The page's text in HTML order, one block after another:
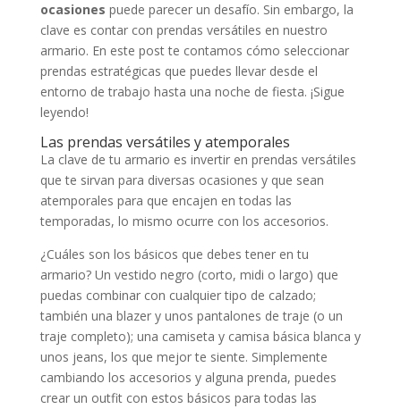
ocasiones puede parecer un desafío. Sin embargo, la
clave es contar con prendas versátiles en nuestro
armario. En este post te contamos cómo seleccionar
prendas estratégicas que puedes llevar desde el
entorno de trabajo hasta una noche de fiesta. ¡Sigue
leyendo!
Las prendas versátiles y atemporales
La clave de tu armario es invertir en prendas versátiles
que te sirvan para diversas ocasiones y que sean
atemporales para que encajen en todas las
temporadas, lo mismo ocurre con los accesorios.
¿Cuáles son los básicos que debes tener en tu
armario? Un vestido negro (corto, midi o largo) que
puedas combinar con cualquier tipo de calzado;
también una blazer y unos pantalones de traje (o un
traje completo); una camiseta y camisa básica blanca y
unos jeans, los que mejor te siente. Simplemente
cambiando los accesorios y alguna prenda, puedes
crear un outfit con estos básicos para todas las